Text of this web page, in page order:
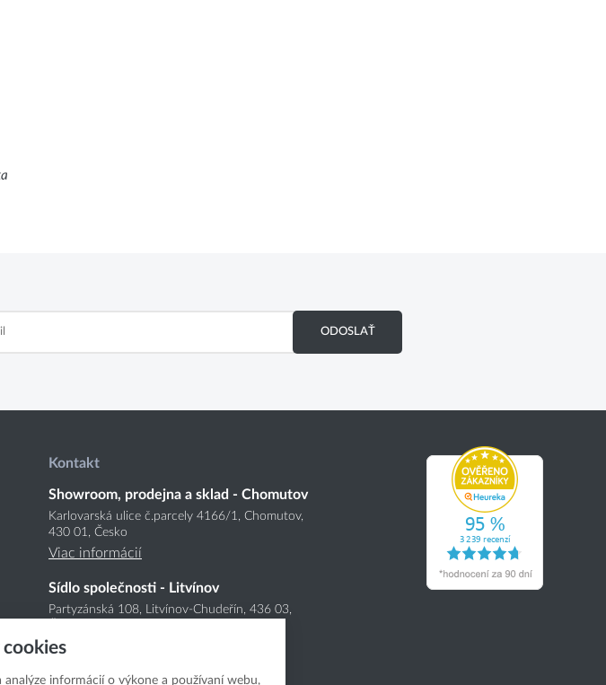
ODOSLAŤ
Kontakt
Showroom, prodejna a sklad - Chomutov
Karlovarská ulice č.parcely 4166/1, Chomutov,
430 01, Česko
Viac informácií
Sídlo společnosti - Litvínov
Partyzánská 108, Litvínov-Chudeřín, 436 03,
Viac informácií
informácií o výkone a používaní webu,